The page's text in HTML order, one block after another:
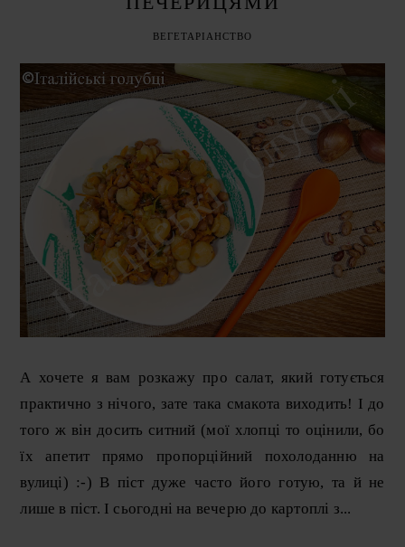
ВЕГЕТАРІАНСТВО
А хочете я вам розкажу про салат, який готується
практично з нічого, зате така смакота виходить! І до
того ж він досить ситний (мої хлопці то оцінили, бо
їх апетит прямо пропорційний похолоданню на
вулиці) :-) В піст дуже часто його готую, та й не
лише в піст. І сьогодні на вечерю до картоплі з...